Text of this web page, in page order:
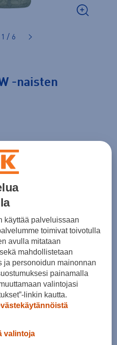
1 / 6
-naisten
Lisätietoa
44 46 48
käyttää palveluissaan
toimivat toivotulla
avulla mitataan
mahdollistetaan
ja personoidun mainonnan
painamalla
valintojasi
linkin kautta.
valintoja